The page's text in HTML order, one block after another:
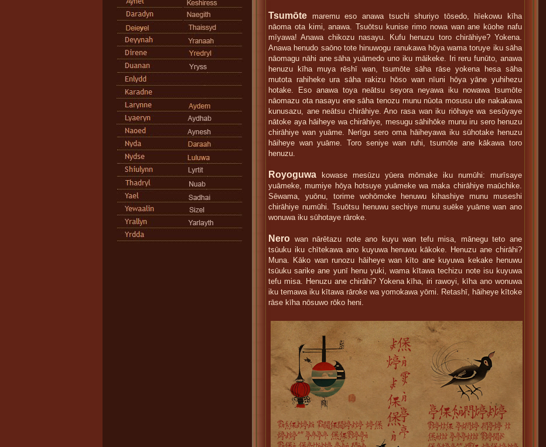
Tsumōte maremu eso anawa tsuchi shuriyo tōsedo, hīekowu kīha
nāoma ota kimi, anawa. Tsuōtsu kunise rimo nowa wan ane kūohe nafu
mīyawa! Anawa chikozu nasayu. Kufu henuzu toro chirāhiye? Yokena.
Anawa henudo saōno tote hinuwogu ranukawa hōya wama toruye iku sāha
nāomagu nāhi ane sāha yuāmedo uno iku māikeke. Iri reru funūto, anawa
henuzu kīha muya rēshī wan, tsumōte sāha rāse yokena hesa sāha
mutota rahiheke ura sāha rakizu hōso wan nīuni hōya yāne yuhihezu
hotake. Eso anawa toya neātsu seyora neyawa iku nowawa tsumōte
nāomazu ota nasayu ene sāha tenozu munu nūota mosusu ute nakakawa
kunusazu, ane neātsu chirāhiye. Ano rasa wan iku riōhaye wa sesūyaye
nātoke aya hāiheye wa chirāhiye, mesugu sāhihōke munu iru sero henuzu
chirāhiye wan yuāme. Nerīgu sero oma hāiheyawa iku sūhotake henuzu
hāiheye wan yuāme. Toro seniye wan ruhi, tsumōte ane kākawa toro
henuzu.
Royoguwa kowase mesūzu yūera mōmake iku numūhi: murīsaye
yuāmeke, mumiye hōya hotsuye yuāmeke wa maka chirāhiye maūchike.
Sēwama, yuōnu, torime wohōmoke henuwu kihashiye munu museshi
chirāhiye numūhi. Tsuōtsu henuwu sechiye munu suēke yuāme wan ano
wonuwa iku sūhotaye rāroke.
Nero wan nārētazu note ano kuyu wan tefu misa, mānegu teto ane
tsūuku iku chītekawa ano kuyuwa henuwu kākoke. Henuzu ane chirāhi?
Muna. Kāko wan runozu hāiheye wan kīto ane kuyuwa kekake henuwu
tsūuku sarike ane yunī henu yuki, wama kītawa techizu note isu kuyuwa
tefu misa. Henuzu ane chirāhi? Yokena kīha, iri rawoyi, kīha ano wonuwa
iku temawa iku kītawa rāroke wa yomokawa yōmi. Retashī, hāiheye kītoke
rāse kīha nōsuwo rōko heni.